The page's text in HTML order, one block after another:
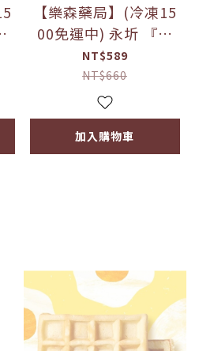
【樂森藥局】(冷凍15
00免運中) 永圻 『紐
西蘭』小犢牛嫩肩排 3
50g
NT$589
NT$660
加入購物車